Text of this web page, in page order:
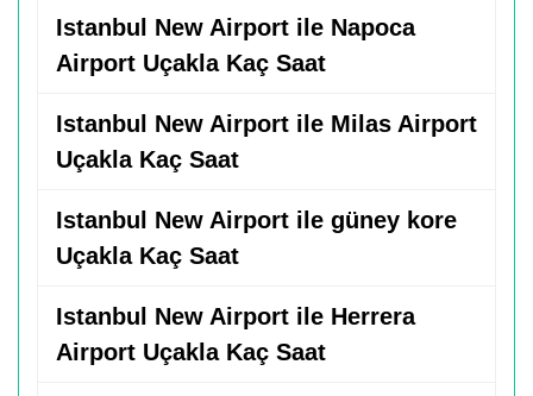
Istanbul New Airport ile Napoca
Airport Uçakla Kaç Saat
Istanbul New Airport ile Milas Airport
Uçakla Kaç Saat
Istanbul New Airport ile güney kore
Uçakla Kaç Saat
Istanbul New Airport ile Herrera
Airport Uçakla Kaç Saat